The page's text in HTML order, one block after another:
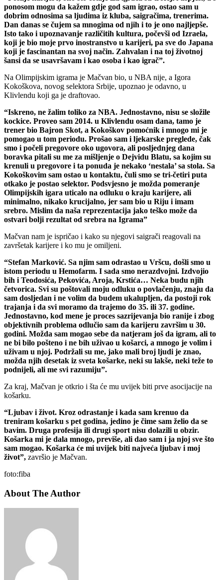
ponosom mogu da kažem gdje god sam igrao, ostao sam u
dobrim odnosima sa ljudima iz kluba, saigračima, trenerima.
Dan danas se čujem sa mnogima od njih i to je ono najljepše.
Isto tako i upoznavanje različitih kultura, počevši od Izraela,
koji je bio moje prvo inostranstvo u karijeri, pa sve do Japana
koji je fascinantan na svoj način. Zahvalan i na toj životnoj
šansi da se usavršavam i kao osoba i kao igrač”.
Na Olimpijskim igrama je Mačvan bio, u NBA nije, a Igora
Kokoškova, novog selektora Srbije, upoznao je odavno, u
Klivlendu koji ga je draftovao.
“Iskreno, ne žalim toliko za NBA. Jednostavno, nisu se složile
kockice. Proveo sam 2014. u Klivlendu osam dana, tamo je
trener bio Bajron Skot, a Kokoškov pomoćnik i mnogo mi je
pomogao u tom periodu. Prošao sam i ljekarske preglede, čak
smo i počeli pregovore oko ugovora, ali posljednjeg dana
boravka pitali su me za mišljenje o Dejvidu Blatu, sa kojim su
krenuli u pregovore i ta ponuda je nekako ‘nestala’ sa stola. Sa
Kokoškovim sam ostao u kontaktu, čuli smo se tri-četiri puta
otkako je postao selektor. Podsvjesno je možda pomeranje
Olimpijskih igara uticalo na odluku o kraju karijere, ali
minimalno, nikako krucijalno, jer sam bio u Riju i imam
srebro. Mislim da naša reprezentacija jako teško može da
ostvari bolji rezultat od srebra na Igrama”
Mačvan nam je ispričao i kako su njegovi saigrači reagovali na
završetak karijere i ko mu je omiljeni.
“Stefan Marković. Sa njim sam odrastao u Vršcu, došli smo u
istom periodu u Hemofarm. I sada smo nerazdvojni. Izdvojio
bih i Teodosića, Pekovića, Aroja, Krstića… Neka budu njih
četvorica. Svi su poštovali moju odluku o povlačenju, znaju da
sam dosljedan i ne volim da budem ukalupljen, da postoji rok
trajanja i da svi moramo da trajemo do 35. ili 37. godine.
Jednostavno, kod mene je proces sazrijevanja bio ranije i zbog
objektivnih problema odlučio sam da karijeru završim u 30.
godini. Možda sam mogao sebe da natjeram još da igram, ali to
ne bi bilo pošteno i ne bih uživao u košarci, a mnogo je volim i
uživam u njoj. Podržali su me, jako mali broj ljudi je znao,
možda njih desetak iz sveta košarke, neki su lakše, neki teže to
podnijeli, ali me svi razumiju”.
Za kraj, Mačvan je otkrio i šta će mu uvijek biti prve asocijacije na
košarku.
“Ljubav i život. Kroz odrastanje i kada sam krenuo da
treniram košarku s pet godina, jedino je čime sam želio da se
bavim. Druga profesija ili drugi sport nisu dolazili u obzir.
Košarka mi je dala mnogo, previše, ali dao sam i ja njoj sve što
sam mogao. Košarka će mi uvijek biti najveća ljubav i moj
život”, završio je Mačvan.
foto:fiba
About The Author